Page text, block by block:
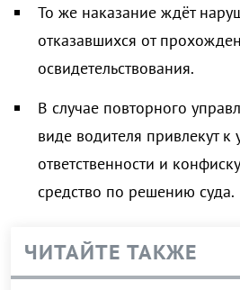
То же наказание ждёт
отказавшихся от
освидетельствования.
В случае повторного
виде водителя привлекут к
ответственности и
средство по решению суда.
ЧИТАЙТЕ ТАКЖЕ